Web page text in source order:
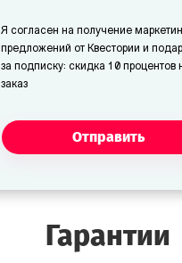
Я согласен на получение
предложений от Квестории и
за подписку: скидка 10 процентов
заказ
Отправить
Гарантии